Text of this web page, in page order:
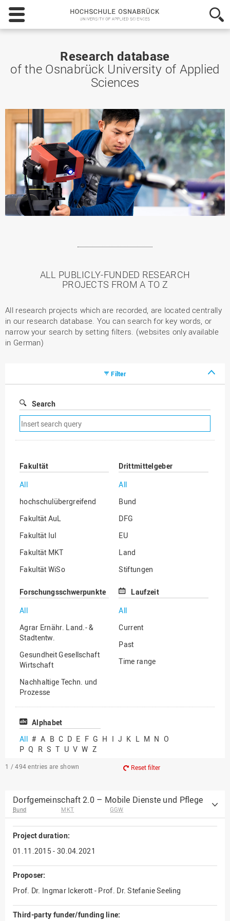
Hochschule
Osnabrück
-
Sciences
Research database
of the Osnabrück University of Applied
Sciences
ALL PUBLICLY-FUNDED RESEARCH
PROJECTS FROM A TO Z
All research projects which are recorded, are located centrally
in our research database. You can search for key words, or
narrow your search by setting filters. (websites only available
in German)
Filter
Search
Remove
search
filter
Fakultät
All
hochschulübergreifend
Fakultät AuL
Fakultät IuI
Fakultät MKT
Fakultät WiSo
Drittmittelgeber
All
Bund
DFG
EU
Land
Stiftungen
Sonstige
Forschungsschwerpunkte
All
Agrar Ernähr. Land.- &
Stadtentw.
Gesundheit Gesellschaft
Wirtschaft
Nachhaltige Techn. und
Prozesse
Vielfältiges Forschen
Laufzeit
All
Current
Past
Time range
Alphabet
All # A B C D E F G H I J K L M N O
P Q R S T U V W Z
1 / 494 entries are shown Reset filter
Dorfgemeinschaft 2.0 – Mobile Dienste und Pflege
Bund MKT GGW
Project duration:
01.11.2015 - 30.04.2021
Proposer:
Prof. Dr. Ingmar Ickerott - Prof. Dr. Stefanie Seeling
Third-party funder/funding line: